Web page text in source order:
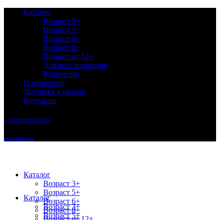
Каталог
Возраст 3+
Возраст 5+
Возраст 6+
Возраст 8+
Возраст от 12+
Для всех возрастов
Родителям
О компании
Доставка и оплата
Контакты
+7 (999) 999-99-99
info@info.ru
Каталог
Возраст 3+
Возраст 5+
Возраст 6+
Возраст 8+
Каталог
Возраст 3+
Возраст 5+